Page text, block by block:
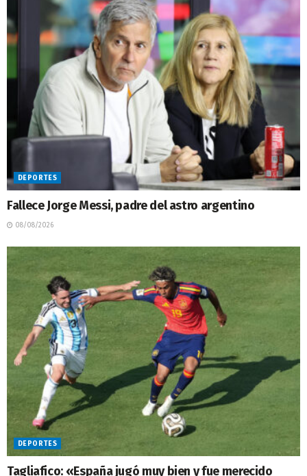
DEPORTES
Fallece Jorge Messi, padre del astro argentino
08/08/2026
DEPORTES
Tagliafico: «España jugó muy bien y fue merecido